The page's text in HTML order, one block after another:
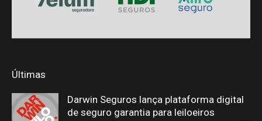
Últimas
Darwin Seguros lança plataforma digital
de seguro garantia para leiloeiros